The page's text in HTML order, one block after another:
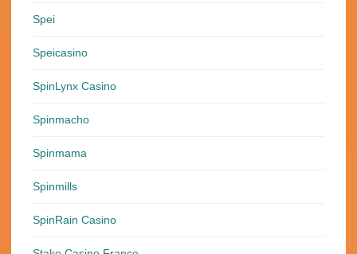
Spei
Speicasino
SpinLynx Casino
Spinmacho
Spinmama
Spinmills
SpinRain Casino